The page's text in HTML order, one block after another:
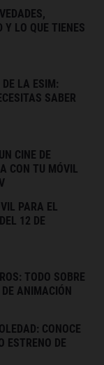
Y LO QUE TIENES
LA ESIM:
SABER
CINE DE
CON TU MÓVIL
PARA EL
12 DE
TODO SOBRE
ANIMACIÓN
CONOCE
ESTRENO DE